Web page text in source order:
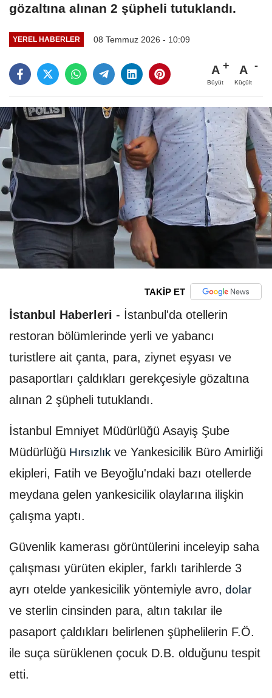
gözaltına alınan 2 şüpheli tutuklandı.
YEREL HABERLER 08 Temmuz 2026 - 10:09
A
Büyüt
A
Küçült
TAKİP ET
İstanbul Haberleri - İstanbul'da otellerin
restoran bölümlerinde yerli ve yabancı
turistlere ait çanta, para, ziynet eşyası ve
pasaportları çaldıkları gerekçesiyle gözaltına
alınan 2 şüpheli tutuklandı.
İstanbul Emniyet Müdürlüğü Asayiş Şube
Müdürlüğü Hırsızlık ve Yankesicilik Büro Amirliği
ekipleri, Fatih ve Beyoğlu'ndaki bazı otellerde
meydana gelen yankesicilik olaylarına ilişkin
çalışma yaptı.
Güvenlik kamerası görüntülerini inceleyip saha
çalışması yürüten ekipler, farklı tarihlerde 3
ayrı otelde yankesicilik yöntemiyle avro, dolar
ve sterlin cinsinden para, altın takılar ile
pasaport çaldıkları belirlenen şüphelilerin F.Ö.
ile suça sürüklenen çocuk D.B. olduğunu tespit
etti.